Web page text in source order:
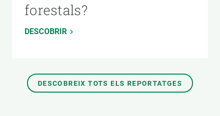
forestals?
DESCOBRIR
DESCOBREIX TOTS ELS REPORTATGES